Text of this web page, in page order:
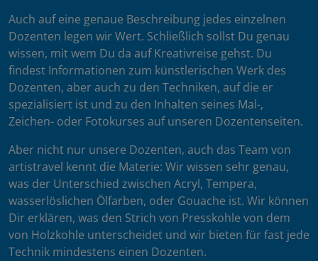
Auch auf eine genaue Beschreibung jedes einzelnen
Dozenten legen wir Wert. Schließlich sollst Du genau
wissen, mit wem Du da auf Kreativreise gehst. Du
findest Informationen zum künstlerischen Werk des
Dozenten, aber auch zu den Techniken, auf die er
spezialisiert ist und zu den Inhalten seines Mal-,
Zeichen- oder Fotokurses auf unseren Dozentenseiten.
Aber nicht nur unsere Dozenten, auch das Team von
artistravel kennt die Materie: Wir wissen sehr genau,
was der Unterschied zwischen Acryl, Tempera,
wasserlöslichen Ölfarben, oder Gouache ist. Wir können
Dir erklären, was den Strich von Presskohle von dem
von Holzkohle unterscheidet und wir bieten für fast jede
Technik mindestens einen Dozenten.